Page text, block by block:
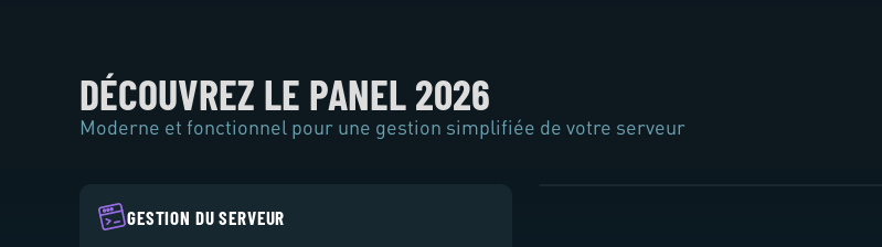
DÉCOUVREZ LE PANEL 2026
Moderne et fonctionnel pour une gestion simplifiée de votre serveur
GESTION DU SERVEUR